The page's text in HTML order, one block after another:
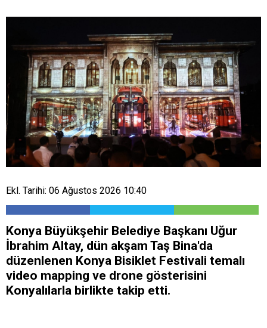
Ekl. Tarihi: 06 Ağustos 2026 10:40
Konya Büyükşehir Belediye Başkanı Uğur
İbrahim Altay, dün akşam Taş Bina'da
düzenlenen Konya Bisiklet Festivali temalı
video mapping ve drone gösterisini
Konyalılarla birlikte takip etti.